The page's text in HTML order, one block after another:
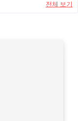
전체 보기